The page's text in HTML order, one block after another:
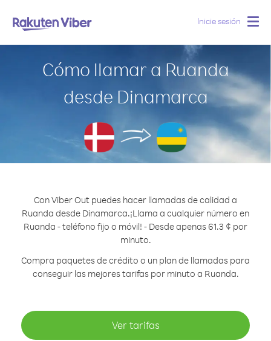
Inicie sesión
Cómo llamar a Ruanda
desde Dinamarca
Con Viber Out puedes hacer llamadas de calidad a
Ruanda desde Dinamarca.¡Llama a cualquier número en
Ruanda - teléfono fijo o móvil! - Desde apenas 61.3 ¢ por
minuto.
Compra paquetes de crédito o un plan de llamadas para
conseguir las mejores tarifas por minuto a Ruanda.
Ver tarifas